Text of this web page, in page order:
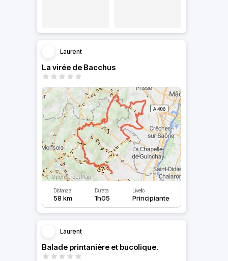
Laurent
La virée de Bacchus
Distanza
58 km
Durata
1h05
Livello
Principiante
Laurent
Balade printanière et bucolique.